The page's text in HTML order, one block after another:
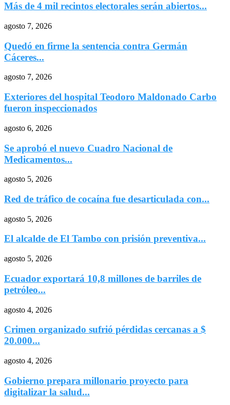
Más de 4 mil recintos electorales serán abiertos...
agosto 7, 2026
Quedó en firme la sentencia contra Germán
Cáceres...
agosto 7, 2026
Exteriores del hospital Teodoro Maldonado Carbo
fueron inspeccionados
agosto 6, 2026
Se aprobó el nuevo Cuadro Nacional de
Medicamentos...
agosto 5, 2026
Red de tráfico de cocaína fue desarticulada con...
agosto 5, 2026
El alcalde de El Tambo con prisión preventiva...
agosto 5, 2026
Ecuador exportará 10,8 millones de barriles de
petróleo...
agosto 4, 2026
Crimen organizado sufrió pérdidas cercanas a $
20.000...
agosto 4, 2026
Gobierno prepara millonario proyecto para
digitalizar la salud...